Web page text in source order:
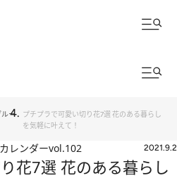
ルー
プチプラで可愛い切り花7選 花のある暮らし
を気軽に叶えて！
レンダーvol.102 2021.9.2
花7選 花のある暮らし